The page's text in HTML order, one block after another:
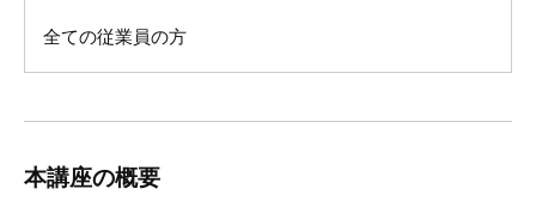
全ての従業員の方
本講座の概要